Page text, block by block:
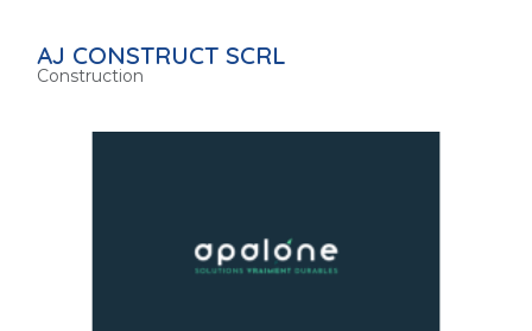
AJ CONSTRUCT SCRL
Construction